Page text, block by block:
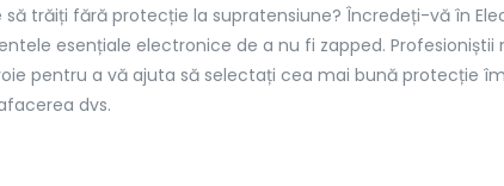
trăiți fără protecție la supratensiune? Încredeți-vă în
esențiale electronice de a nu fi zapped. Profesioniștii
pentru a vă ajuta să selectați cea mai bună protecție
dvs.